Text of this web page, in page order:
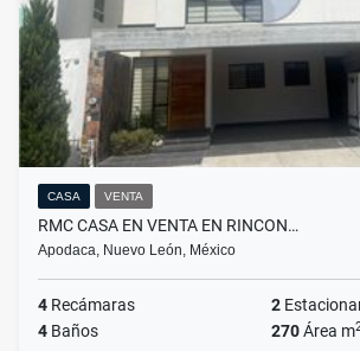
CASA VENTA
RMC CASA EN VENTA EN RINCON…
Apodaca, Nuevo León, México
4 Recámaras 2
4 Baños 270Área m